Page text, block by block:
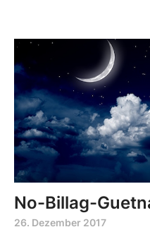
No-Billag-
26. Dezember 2017